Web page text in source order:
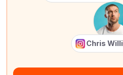
Chris